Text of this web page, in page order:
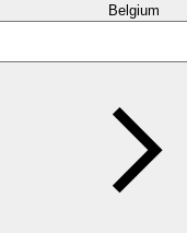
Belgium